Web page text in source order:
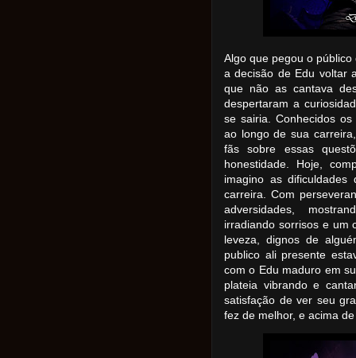
Algo que pegou o
a decisão de Edu voltar
que não as cantava
despertaram a
se sairia. Conhecidos
ao longo de sua
fãs sobre essas
honestidade. Hoje,
imagino as
carreira. Com
adversidades,
irradiando sorrisos e um
leveza, dignos de
publico ali presente
com o Edu maduro em
plateia vibrando e
satisfação de ver seu
fez de melhor, e acima